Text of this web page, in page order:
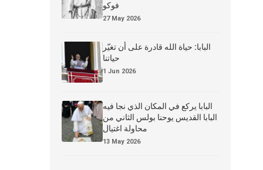
فوكو
27 May 2026
البابا: حياة الله قادرة على أن تغيّر
حياتنا
1 Jun 2026
البابا يركع في المكان الذي نجا فيه
البابا القديس يوحنا بولس الثاني من
محاولة اغتيال
13 May 2026